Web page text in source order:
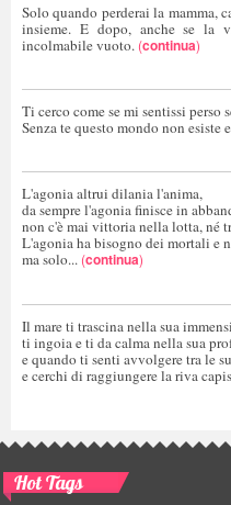
Solo quando perderai la mamma,
insieme. E dopo, anche se la
incolmabile vuoto. (continua)
Ti cerco come se mi sentissi perso
Senza te questo mondo non esiste
L'agonia altrui dilania l'anima,
da sempre l'agonia finisce in
non c'è mai vittoria nella lotta, né
L'agonia ha bisogno dei mortali e
ma solo... (continua)
Il mare ti trascina nella sua
ti ingoia e ti da calma nella sua
e quando ti senti avvolgere tra le
e cerchi di raggiungere la riva
Hot Tags